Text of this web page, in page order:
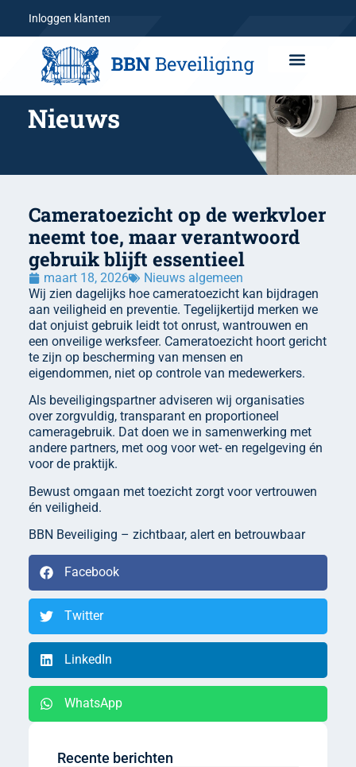
Inloggen klanten
Nieuws
Cameratoezicht op de werkvloer
neemt toe, maar verantwoord
gebruik blijft essentieel
maart 18, 2026
Nieuws algemeen
Wij zien dagelijks hoe cameratoezicht kan bijdragen
aan veiligheid en preventie. Tegelijkertijd merken we
dat onjuist gebruik leidt tot onrust, wantrouwen en
een onveilige werksfeer. Cameratoezicht hoort gericht
te zijn op bescherming van mensen en
eigendommen, niet op controle van medewerkers.
Als beveiligingspartner adviseren wij organisaties
over zorgvuldig, transparant en proportioneel
cameragebruik. Dat doen we in samenwerking met
andere partners, met oog voor wet- en regelgeving én
voor de praktijk.
Bewust omgaan met toezicht zorgt voor vertrouwen
én veiligheid.
BBN Beveiliging – zichtbaar, alert en betrouwbaar
Facebook
Twitter
LinkedIn
WhatsApp
Recente berichten